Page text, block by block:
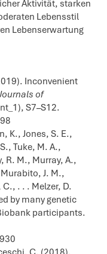
Aktivität, starken
Lebensstil
Lebenserwartung
Inconvenient
of
S7–S12.
K., Jones, S. E.,
Tuke, M. A.,
R. M., Murray, A.,
J. M.,
. . . Melzer, D.
by many genetic
participants.